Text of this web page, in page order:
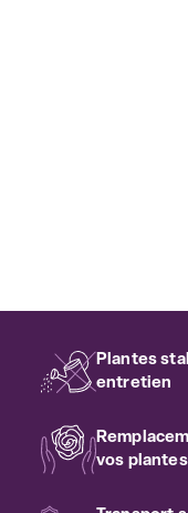
Plantes
entretien
vos plantes